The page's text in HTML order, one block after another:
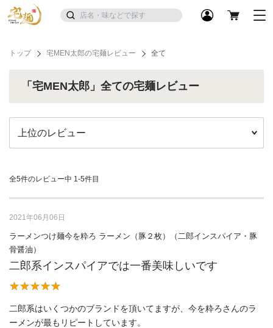
トップ 宅MEN太郎の宅麺レビュー 全て
「宅MEN太郎」全ての宅麺レビュー
全5件のレビュー中 1-5件目
2021年06月06日
ラーメンつけ麺今を粋ろ ラーメン（豚２枚）（二郎インスパイア・豚
骨醤油）
二郎系インスパイアでは一番美味しいです
二郎系はいくつかのブランドを頂いてますが、今を粋ろさんのラ
ーメンが最もリピートしています。